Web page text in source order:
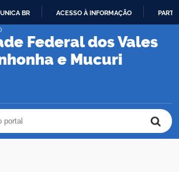
PARA
CONTEÚDO
BR ACESSO À INFORMAÇÃO
Federal dos Vales
e Mucuri